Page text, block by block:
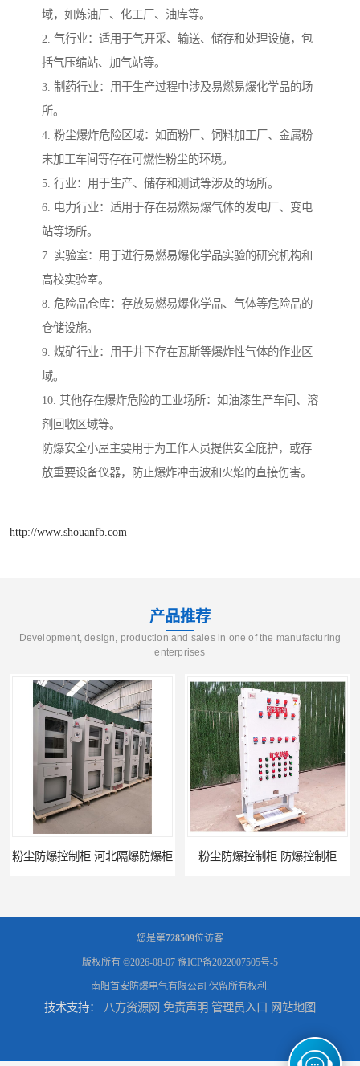
域，如炼油厂、化工厂、油库等。
2. 气行业：适用于气开采、输送、储存和处理设施，包
括气压缩站、加气站等。
3. 制药行业：用于生产过程中涉及易燃易爆化学品的场
所。
4. 粉尘爆炸危险区域：如面粉厂、饲料加工厂、金属粉
末加工车间等存在可燃性粉尘的环境。
5. 行业：用于生产、储存和测试等涉及的场所。
6. 电力行业：适用于存在易燃易爆气体的发电厂、变电
站等场所。
7. 实验室：用于进行易燃易爆化学品实验的研究机构和
高校实验室。
8. 危险品仓库：存放易燃易爆化学品、气体等危险品的
仓储设施。
9. 煤矿行业：用于井下存在瓦斯等爆炸性气体的作业区
域。
10. 其他存在爆炸危险的工业场所：如油漆生产车间、溶
剂回收区域等。
防爆安全小屋主要用于为工作人员提供安全庇护，或存
放重要设备仪器，防止爆炸冲击波和火焰的直接伤害。
http://www.shouanfb.com
产品推荐
Development, design, production and sales in one of the manufacturing
enterprises
粉尘防爆控制柜 防爆控制柜
防腐防尘防爆控制柜 湖北防爆控制箱 防腐防尘防爆控制柜 广东防爆控制柜
您是第728509位访客
版权所有 ©2026-08-07 豫ICP备2022007505号-5
南阳首安防爆电气有限公司 保留所有权利.
技术支持： 八方资源网 免责声明 管理员入口 网站地图